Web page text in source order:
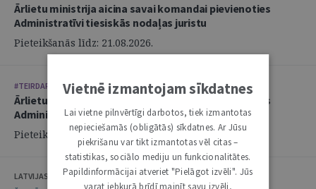
Ārlietu ministrija aicina savai komandai pievienoties
Administratīvi tiesiskās nodaļas juristu
Pieteikšanās līdz: 21.08.2026.
#TEIRDARBS
Ārlietu ministrija aicina savai komandai pievienoties
Administratīvi tiesiskās nodaļas juristu
Pieteikšanās līdz: 21.08.2026.
LATVIJAS ZVĒRINĀTU ADVOKĀTU PADOME
Vietnē izmantojam sīkdatnes
Lai vietne pilnvērtīgi darbotos, tiek izmantotas
nepieciešamās (obligātās) sīkdatnes. Ar Jūsu
piekrišanu var tikt izmantotas vēl citas –
statistikas, sociālo mediju un funkcionalitātes.
Papildinformācijai atveriet "Pielāgot izvēli". Jūs
varat jebkurā brīdī mainīt savu izvēli,